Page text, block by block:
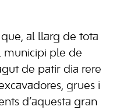
al llarg de tota
municipi ple de
de patir dia rere
grues i
d’aquesta gran